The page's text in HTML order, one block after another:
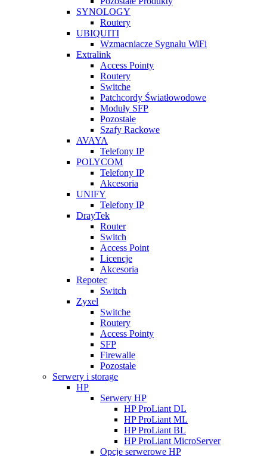
SYNOLOGY
Routery
UBIQUITI
Wzmacniacze Sygnału WiFi
Extralink
Access Pointy
Routery
Switche
Patchcordy Światłowodowe
Moduły SFP
Pozostałe
Szafy Rackowe
AVAYA
Telefony IP
POLYCOM
Telefony IP
Akcesoria
UNIFY
Telefony IP
DrayTek
Router
Switch
Access Point
Licencje
Akcesoria
Repotec
Switch
Zyxel
Switche
Routery
Access Pointy
SFP
Firewalle
Pozostałe
Serwery i storage
HP
Serwery HP
HP ProLiant DL
HP ProLiant ML
HP ProLiant BL
HP ProLiant MicroServer
Opcje serwerowe HP